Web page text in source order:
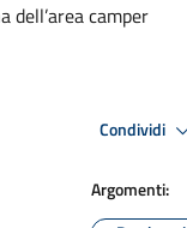
dell’area camper
Condividi
Argomenti: